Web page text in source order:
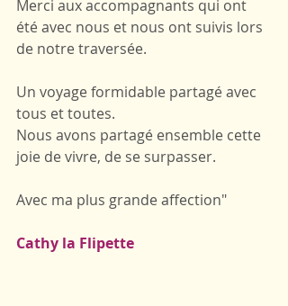
Merci aux accompagnants qui ont
été avec nous et nous ont suivis lors
de notre traversée.
Un voyage formidable partagé avec
tous et toutes.
Nous avons partagé ensemble cette
joie de vivre, de se surpasser.
Avec ma plus grande affection"
Cathy la Flipette